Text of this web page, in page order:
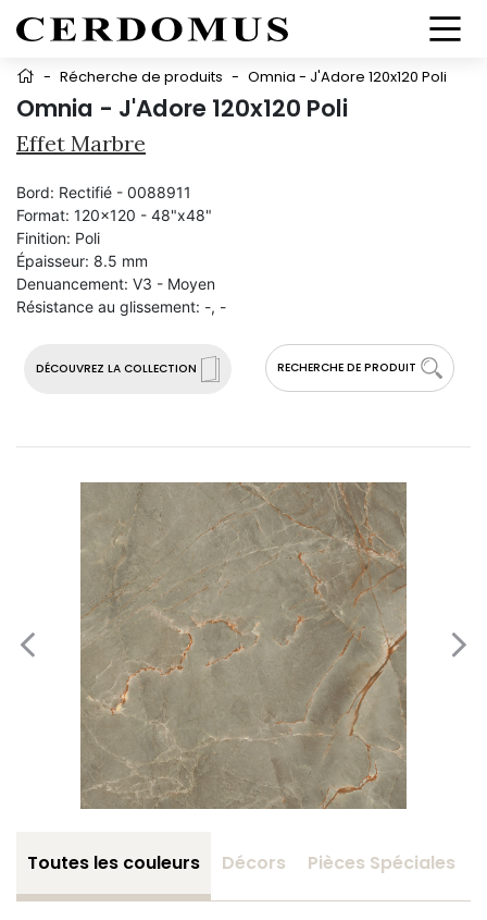
- Récherche de produits - Omnia - J'Adore 120x120 Poli
Omnia - J'Adore 120x120 Poli
Effet Marbre
DÉCOUVREZ LA COLLECTION RECHERCHE DE PRODUIT
Bord: Rectifié - 0088911
Format: 120x120 - 48"x48"
Finition: Poli
Épaisseur: 8.5 mm
Denuancement: V3 - Moyen
Résistance au glissement: -, -
Toutes les couleurs Décors Pièces Spéciales